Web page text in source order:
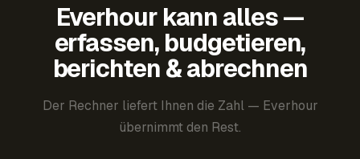
Everhour kann alles —
erfassen, budgetieren,
berichten & abrechnen
Der Rechner liefert Ihnen die Zahl — Everhour
übernimmt den Rest.